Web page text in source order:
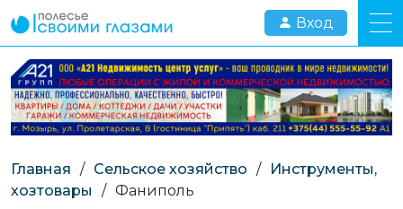
Вход
Главная / Сельское хозяйство /
Инструменты,
хозтовары
/ Фаниполь